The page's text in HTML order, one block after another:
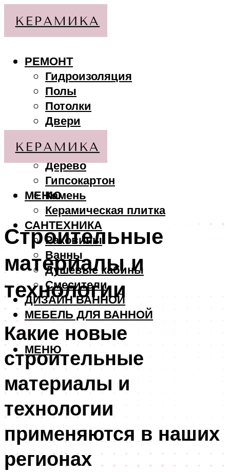
РЕМОНТ
Гидроизоляция
Полы
Потолки
Двери
МАТЕРИАЛЫ
Дерево
Гипсокартон
Камень
Керамическая плитка
САНТЕХНИКА
Раковины
Ванны
Душевые кабины
Смесители
ДИЗАЙН ВАННОЙ
МЕБЕЛЬ ДЛЯ ВАННОЙ
МЕНЮ
МЕНЮ
Строительные
материалы и
технологии
Какие новые
строительные
материалы и
технологии
применяются в наших
регионах